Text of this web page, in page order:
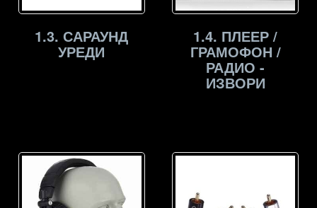
1.3. САРАУНД
УРЕДИ
1.4. ПЛЕЕР /
ГРАМОФОН /
РАДИО -
ИЗВОРИ